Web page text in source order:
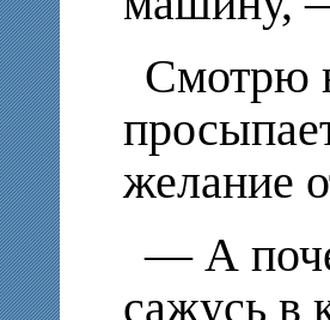
Смотрю
желание
— А
сажусь в